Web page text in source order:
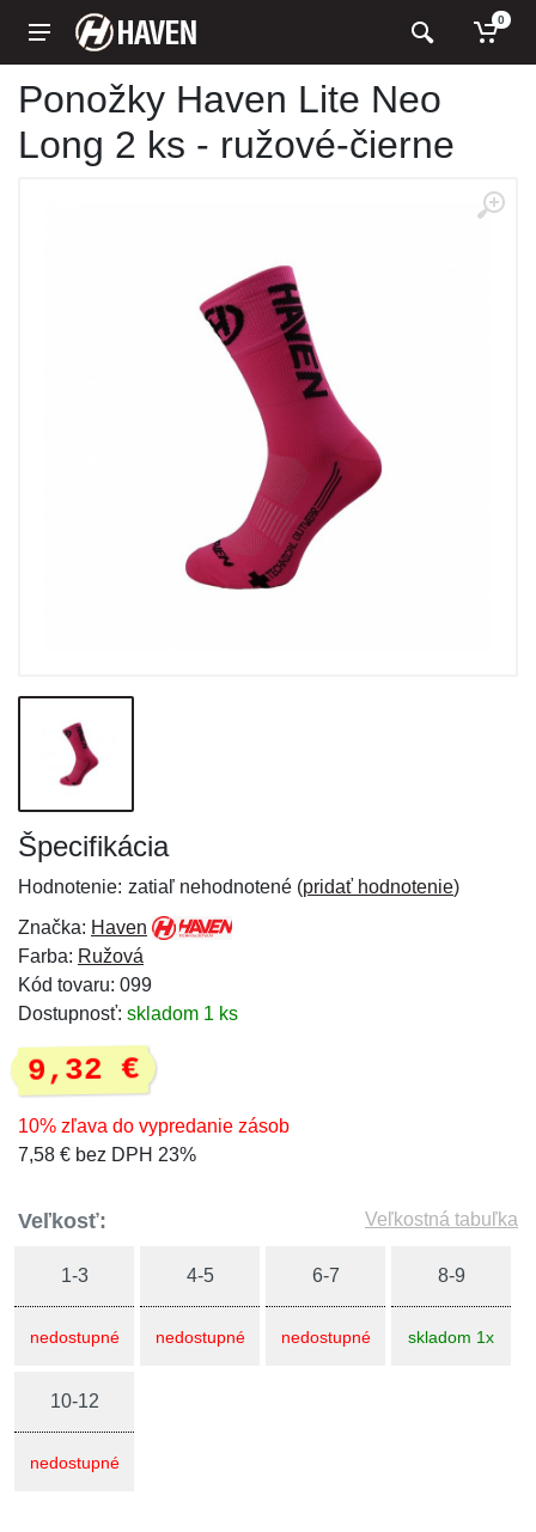
0
Ponožky Haven Lite Neo
Long 2 ks - ružové-čierne
Špecifikácia
Hodnotenie: zatiaľ nehodnotené (pridať hodnotenie)
Značka: Haven
Farba: Ružová
Kód tovaru: 099
Dostupnosť: skladom 1 ks
9,32 €
10% zľava do vypredanie zásob
7,58 € bez DPH 23%
Veľkosť: Veľkostná tabuľka
1-3
nedostupné
4-5
nedostupné
6-7
nedostupné
8-9
skladom 1x
10-12
nedostupné